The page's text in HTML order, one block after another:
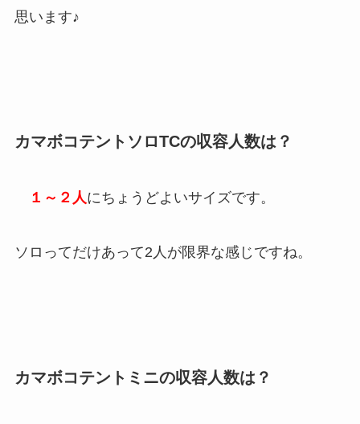
思います♪
カマボコテントソロTCの収容人数は？
１～２人にちょうどよいサイズです。
ソロってだけあって2人が限界な感じですね。
カマボコテントミニの収容人数は？